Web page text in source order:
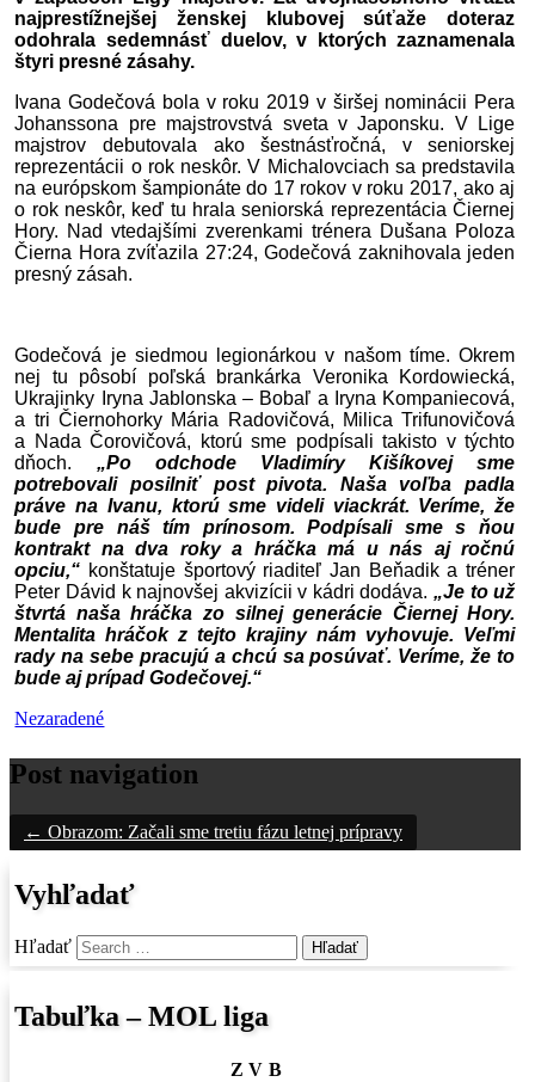
najprestížnejšej ženskej klubovej súťaže doteraz
odohrala sedemnásť duelov, v ktorých zaznamenala
štyri presné zásahy.
Ivana Godečová bola v roku 2019 v širšej nominácii Pera
Johanssona pre majstrovstvá sveta v Japonsku. V Lige
majstrov debutovala ako šestnásťročná, v seniorskej
reprezentácii o rok neskôr. V Michalovciach sa predstavila
na európskom šampionáte do 17 rokov v roku 2017, ako aj
o rok neskôr, keď tu hrala seniorská reprezentácia Čiernej
Hory. Nad vtedajšími zverenkami trénera Dušana Poloza
Čierna Hora zvíťazila 27:24, Godečová zaknihovala jeden
presný zásah.
Godečová je siedmou legionárkou v našom tíme. Okrem
nej tu pôsobí poľská brankárka Veronika Kordowiecká,
Ukrajinky Iryna Jablonska – Bobaľ a Iryna Kompaniecová,
a tri Čiernohorky Mária Radovičová, Milica Trifunovičová
a Nada Čorovičová, ktorú sme podpísali takisto v týchto
dňoch. „Po odchode Vladimíry Kišíkovej sme
potrebovali posilniť post pivota. Naša voľba padla
práve na Ivanu, ktorú sme videli viackrát. Veríme, že
bude pre náš tím prínosom. Podpísali sme s ňou
kontrakt na dva roky a hráčka má u nás aj ročnú
opciu,“ konštatuje športový riaditeľ Jan Beňadik a tréner
Peter Dávid k najnovšej akvizícii v kádri dodáva. „Je to už
štvrtá naša hráčka zo silnej generácie Čiernej Hory.
Mentalita hráčok z tejto krajiny nám vyhovuje. Veľmi
rady na sebe pracujú a chcú sa posúvať. Veríme, že to
bude aj prípad Godečovej.“
Nezaradené
Post navigation
← Obrazom: Začali sme tretiu fázu letnej prípravy
Vyhľadať
Hľadať
Tabuľka – MOL liga
Z V B